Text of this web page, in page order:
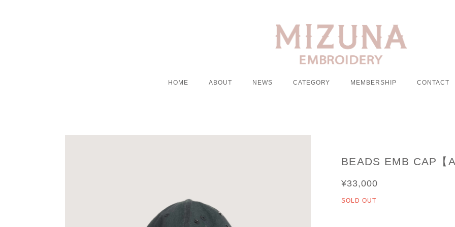
HOME ABOUT NEWS CATEGORY MEMBERSHIP CONTACT
BEADS EMB CAP【
¥33,000
SOLD OUT